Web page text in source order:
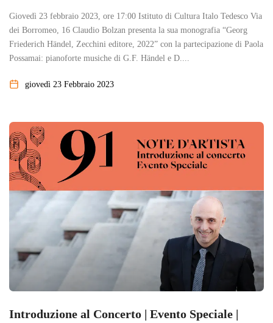
Giovedì 23 febbraio 2023, ore 17:00 Istituto di Cultura Italo Tedesco Via
dei Borromeo, 16 Claudio Bolzan presenta la sua monografia “Georg
Friederich Händel, Zecchini editore, 2022” con la partecipazione di Paola
Possamai: pianoforte musiche di G.F. Händel e D....
giovedì 23 Febbraio 2023
Introduzione al Concerto | Evento Speciale |